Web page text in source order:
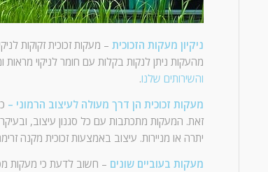
ניקיון מעקות הזכוכית – מעקות זכוכית זקוקות
מהעקות ניתן לנקות בקלות עם חומר לניקוי
והשירותים שלנו.
מעקות זכוכית הן דרך מעולה לעיצוב הרמוני –
זאת. המעקות מתכתבות עם כל סגנון עיצוב, ובעיקר
יתרה או מניירות. עיצוב באמצעות זכוכית מקנה
מעקות בעוביים שונים – חשוב לדעת כי מעקות